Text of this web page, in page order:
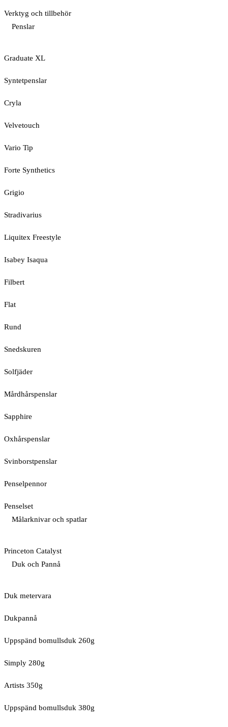
Verktyg och tillbehör
Penslar
Graduate XL
Syntetpenslar
Cryla
Velvetouch
Vario Tip
Forte Synthetics
Grigio
Stradivarius
Liquitex Freestyle
Isabey Isaqua
Filbert
Flat
Rund
Snedskuren
Solfjäder
Mårdhårspenslar
Sapphire
Oxhårspenslar
Svinborstpenslar
Penselpennor
Penselset
Målarknivar och spatlar
Princeton Catalyst
Duk och Pannå
Duk metervara
Dukpannå
Uppspänd bomullsduk 260g
Simply 280g
Artists 350g
Uppspänd bomullsduk 380g